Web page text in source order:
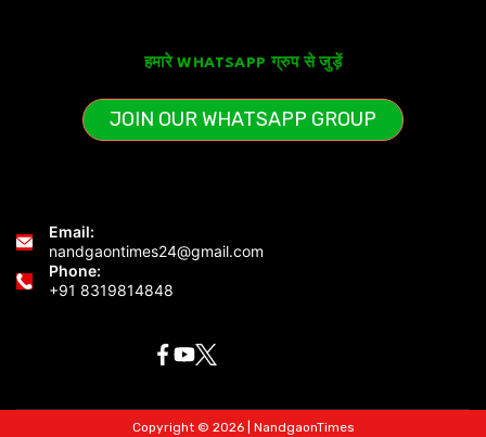
हमारे WHATSAPP ग्रुप से जुड़ें
JOIN OUR WHATSAPP GROUP
Email:
nandgaontimes24@gmail.com
Phone:
+91 8319814848
Copyright © 2026 | NandgaonTimes